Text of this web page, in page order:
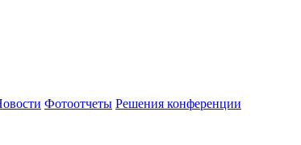
Фотоотчеты Решения конференции